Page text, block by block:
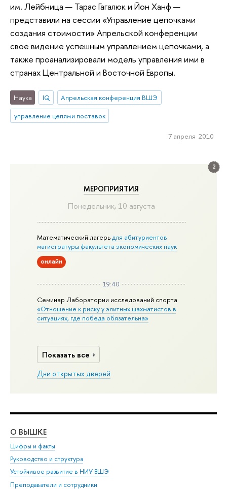
2
МЕРОПРИЯТИЯ
Понедельник, 10 августа
Математический лагерьдля абитуриентов
магистратуры факультета экономических наук
онлайн
19:40
Семинар Лаборатории исследований спорта
«Отношение к риску у элитных шахматистов в
ситуациях, где победа обязательна»
Показать все
Дни открытых дверей
им. Лейбница — Тарас Гагалюк и Йон Ханф —
представили на сессии «Управление цепочками
создания стоимости» Апрельской конференции
свое видение успешным управлением цепочками, а
также проанализировали модель управления ими в
странах Центральной и Восточной Европы.
Наука IQ
Апрельская конференция ВШЭ
управление цепями поставок
7 апреля 2010
О ВЫШКЕ
Цифры и факты
Руководство и структура
Устойчивое развитие в НИУ ВШЭ
Преподаватели и сотрудники